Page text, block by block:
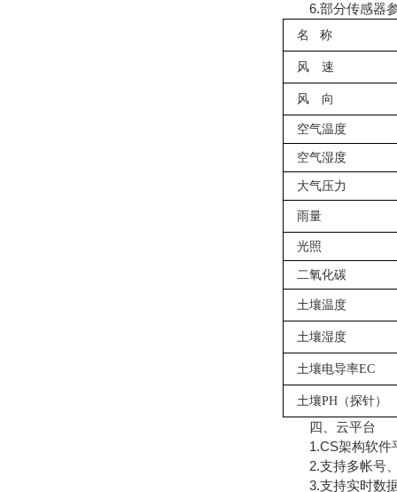
6.部分传感器
名 称
风 速
风 向
空气温度
空气湿度
大气压力
雨量
光照
二氧化碳
土壤温度
土壤湿度
土壤电导率EC
土壤PH（探针）
四、云平台
1.CS架构软件平
2.支持多帐号、
3.支持实时数据